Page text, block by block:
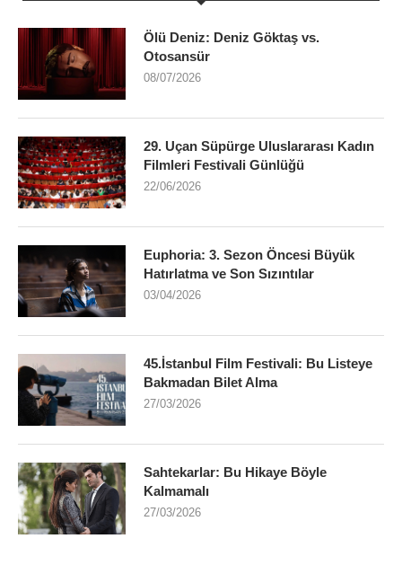
Ölü Deniz: Deniz Göktaş vs.
Otosansür
08/07/2026
29. Uçan Süpürge Uluslararası Kadın
Filmleri Festivali Günlüğü
22/06/2026
Euphoria: 3. Sezon Öncesi Büyük
Hatırlatma ve Son Sızıntılar
03/04/2026
45.İstanbul Film Festivali: Bu Listeye
Bakmadan Bilet Alma
27/03/2026
Sahtekarlar: Bu Hikaye Böyle
Kalmamalı
27/03/2026